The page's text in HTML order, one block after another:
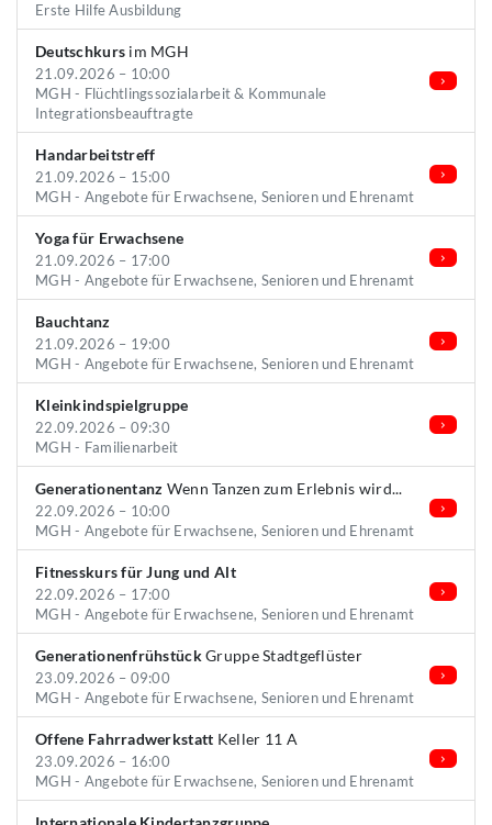
Erste Hilfe Ausbildung
Deutschkurs im MGH
21.09.2026 – 10:00
MGH - Flüchtlingssozialarbeit & Kommunale
Integrationsbeauftragte
Handarbeitstreff
21.09.2026 – 15:00
MGH - Angebote für Erwachsene, Senioren und Ehrenamt
Yoga für Erwachsene
21.09.2026 – 17:00
MGH - Angebote für Erwachsene, Senioren und Ehrenamt
Bauchtanz
21.09.2026 – 19:00
MGH - Angebote für Erwachsene, Senioren und Ehrenamt
Kleinkindspielgruppe
22.09.2026 – 09:30
MGH - Familienarbeit
Generationentanz Wenn Tanzen zum Erlebnis wird...
22.09.2026 – 10:00
MGH - Angebote für Erwachsene, Senioren und Ehrenamt
Fitnesskurs für Jung und Alt
22.09.2026 – 17:00
MGH - Angebote für Erwachsene, Senioren und Ehrenamt
GenerationenfrühstückGruppe Stadtgeflüster
23.09.2026 – 09:00
MGH - Angebote für Erwachsene, Senioren und Ehrenamt
Offene Fahrradwerkstatt Keller 11 A
23.09.2026 – 16:00
MGH - Angebote für Erwachsene, Senioren und Ehrenamt